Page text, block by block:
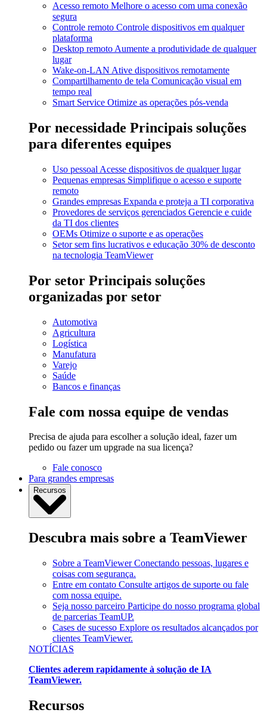
Acesso remoto Melhore o acesso com uma conexão
segura
Controle remoto Controle dispositivos em qualquer
plataforma
Desktop remoto Aumente a produtividade de qualquer
lugar
Wake-on-LAN Ative dispositivos remotamente
Compartilhamento de tela Comunicação visual em
tempo real
Smart Service Otimize as operações pós-venda
Por necessidade Principais soluções
para diferentes equipes
Uso pessoal Acesse dispositivos de qualquer lugar
Pequenas empresas Simplifique o acesso e suporte
remoto
Grandes empresas Expanda e proteja a TI corporativa
Provedores de serviços gerenciados Gerencie e cuide
da TI dos clientes
OEMs Otimize o suporte e as operações
Setor sem fins lucrativos e educação 30% de desconto
na tecnologia TeamViewer
Por setor Principais soluções
organizadas por setor
Automotiva
Agricultura
Logística
Manufatura
Varejo
Saúde
Bancos e finanças
Fale com nossa equipe de vendas
Precisa de ajuda para escolher a solução ideal, fazer um
pedido ou fazer um upgrade na sua licença?
Fale conosco
Para grandes empresas
Recursos
Descubra mais sobre a TeamViewer
Sobre a TeamViewer Conectando pessoas, lugares e
coisas com segurança.
Entre em contato Consulte artigos de suporte ou fale
com nossa equipe.
Seja nosso parceiro Participe do nosso programa global
de parcerias TeamUP.
Cases de sucesso Explore os resultados alcançados por
clientes TeamViewer.
NOTÍCIAS
Clientes aderem rapidamente à solução de IA
TeamViewer.
Recursos